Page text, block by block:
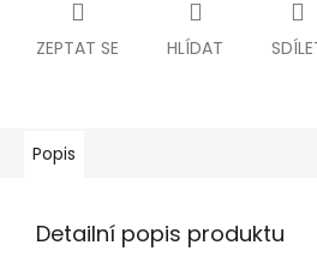
ZEPTAT SE HLÍDAT
Popis
Detailní popis produktu